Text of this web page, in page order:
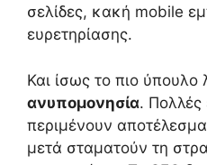
σελίδες, κακή mobile
ευρετηρίασης.
Και ίσως το πιο ύπουλο
ανυπομονησία. Πολλές
περιμένουν
μετά σταματούν τη